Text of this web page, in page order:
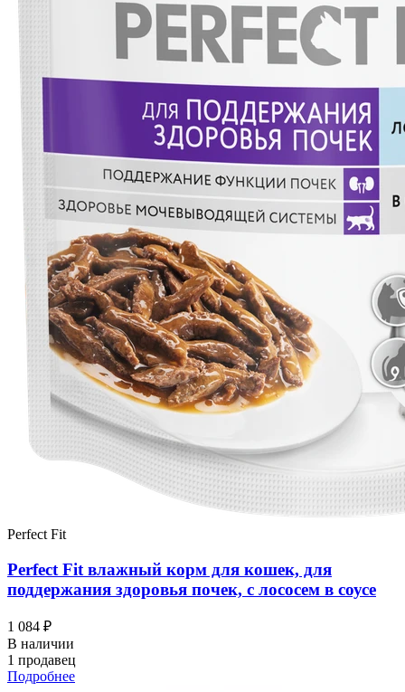
Perfect Fit
Perfect Fit влажный корм для кошек, для
поддержания здоровья почек, с лососем в соусе
1 084 ₽
В наличии
1 продавец
Подробнее